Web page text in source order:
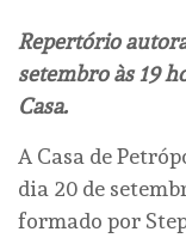
Repertório
setembro às 19
Casa.
A Casa de
dia 20 de
formado por